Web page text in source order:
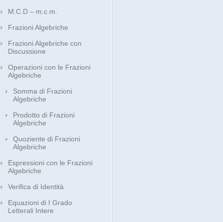
M.C.D – m.c.m.
Frazioni Algebriche
Frazioni Algebriche con
Discussione
Operazioni con le Frazioni
Algebriche
Somma di Frazioni
Algebriche
Prodotto di Frazioni
Algebriche
Quoziente di Frazioni
Algebriche
Espressioni con le Frazioni
Algebriche
Verifica di Identità
Equazioni di I Grado
Letterali Intere